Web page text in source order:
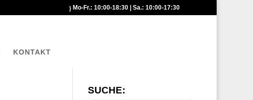
Mo-Fr.: 10:00-18:30 | Sa.: 10:00-17:30
KONTAKT
SUCHE: